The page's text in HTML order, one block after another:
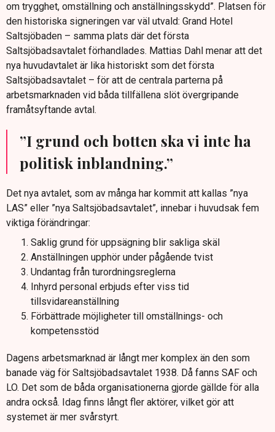
om trygghet, omställning och anställningsskydd”. Platsen för
den historiska signeringen var väl utvald: Grand Hotel
Saltsjöbaden – samma plats där det första
Saltsjöbadsavtalet förhandlades. Mattias Dahl menar att det
nya huvudavtalet är lika historiskt som det första
Saltsjöbadsavtalet – för att de centrala parterna på
arbetsmarknaden vid båda tillfällena slöt övergripande
framåtsyftande avtal.
”I grund och botten ska vi inte ha
politisk inblandning.”
Det nya avtalet, som av många har kommit att kallas ”nya
LAS” eller ”nya Saltsjöbadsavtalet”, innebar i huvudsak fem
viktiga förändringar:
Saklig grund för uppsägning blir sakliga skäl
Anställningen upphör under pågående tvist
Undantag från turordningsreglerna
Inhyrd personal erbjuds efter viss tid
tillsvidareanställning
Förbättrade möjligheter till omställnings- och
kompetensstöd
Dagens arbetsmarknad är långt mer komplex än den som
banade väg för Saltsjöbadsavtalet 1938. Då fanns SAF och
LO. Det som de båda organisationerna gjorde gällde för alla
andra också. Idag finns långt fler aktörer, vilket gör att
systemet är mer svårstyrt.